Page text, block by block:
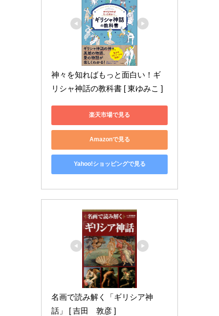
神々を知ればもっと面白い！ギ
リシャ神話の教科書 [ 東ゆみこ ]
楽天市場で見る
Amazonで見る
Yahoo!ショッピングで見る
名画で読み解く「ギリシア神
話」 [ 吉田　敦彦 ]